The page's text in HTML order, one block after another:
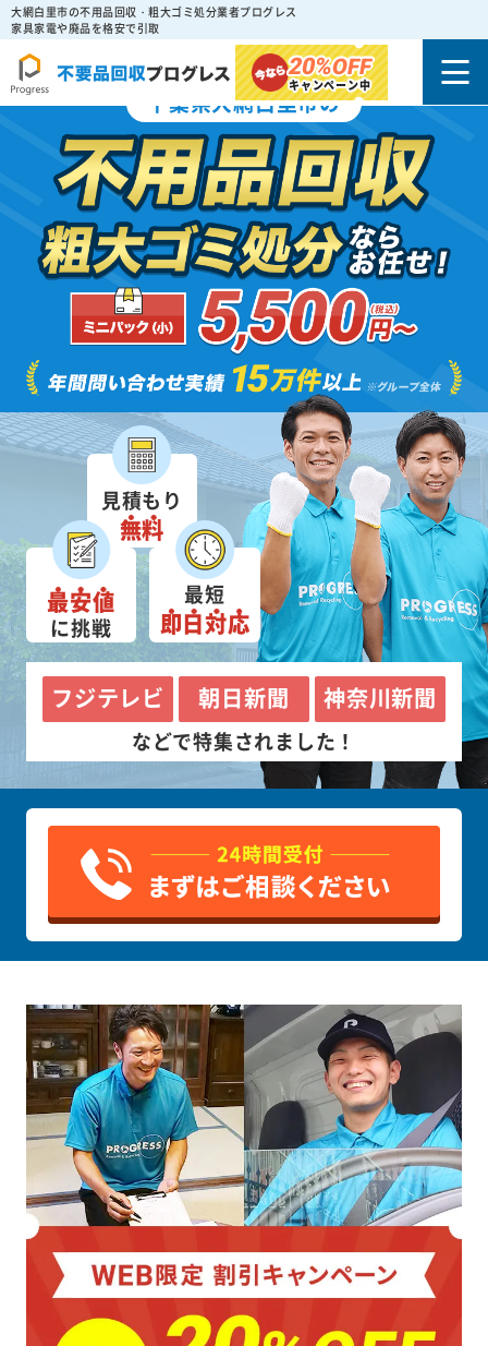
大網白里市の不用品回収・粗大ゴミ処分業者プログレス
家具家電や廃品を格安で引取
20%OFF
キャンペーン中
千葉県大網白里市の
見積もり
無料
最安値
に挑戦
最短
即日対応
フジテレビ 朝日新聞 神奈川新聞
などで特集されました！